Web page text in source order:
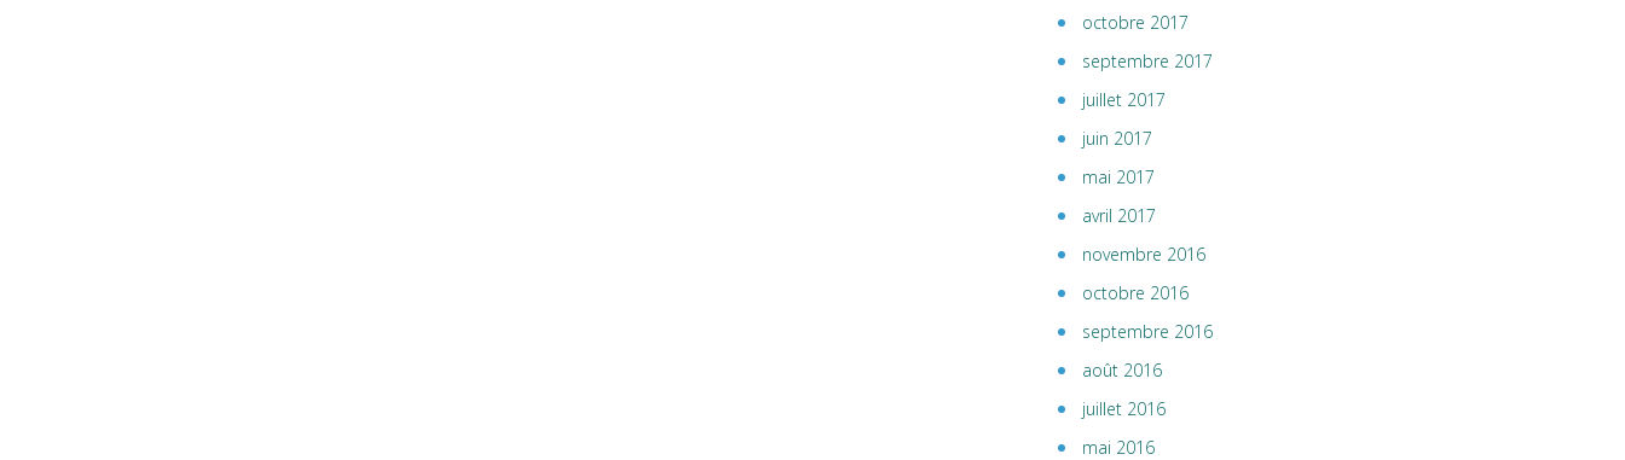
octobre 2017
septembre 2017
juillet 2017
juin 2017
mai 2017
avril 2017
novembre 2016
octobre 2016
septembre 2016
août 2016
juillet 2016
mai 2016